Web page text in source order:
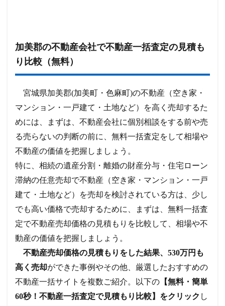
加美郡の不動産会社で不動産一括査定の見積も
り比較（無料）
宮城県加美郡(加美町・色麻町)の不動産（空き家・
マンション・一戸建て・土地など）を高く売却するた
めには、まずは、不動産会社に個別相談をする前や売
る売らないの判断の前に、無料一括査定をして相場や
不動産の価値を把握しましょう。
特に、相続の遺産分割・離婚の財産分与・住宅ローン
滞納の任意売却で不動産（空き家・マンション・一戸
建て・土地など）を売却を検討されている方は、少し
でも高い価格で売却するために、まずは、無料一括査
定で不動産売却価格の見積もりを比較して、相場や不
動産の価値を把握しましょう。
不動産売却価格の見積もりをした結果、530万円も
高く売却ができた事例やその他、厳選したおすすめの
不動産一括サイトを複数ご紹介。以下の 【無料・簡単
60秒！不動産一括査定で見積もり比較】をクリック し